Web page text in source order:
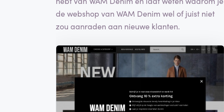
de webshop van WAM Denim wel of juist niet
zou aanraden aan nieuwe klanten.